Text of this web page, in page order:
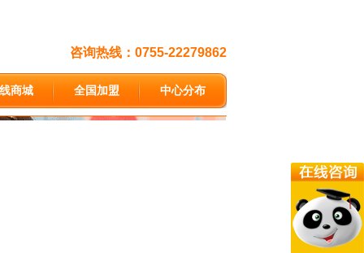
咨询热线：0755-22279862
商城 全国加盟 中心分布